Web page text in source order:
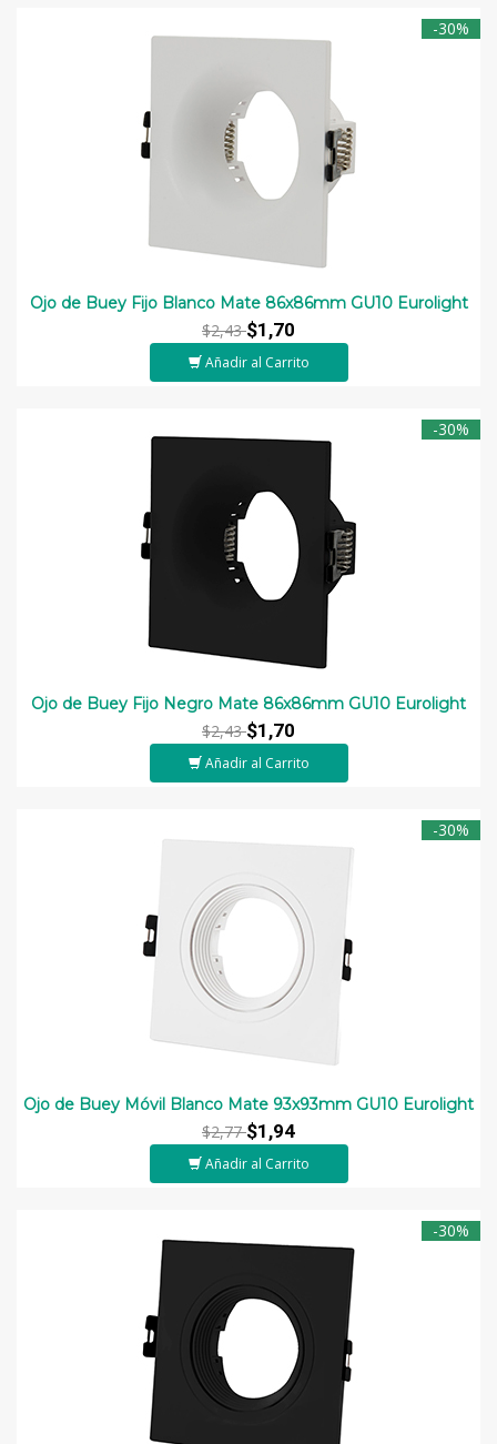
-30%
Ojo de Buey Fijo Blanco Mate 86x86mm GU10 Eurolight
$2,43$1,70
Añadir al Carrito
-30%
Ojo de Buey Fijo Negro Mate 86x86mm GU10 Eurolight
$2,43$1,70
Añadir al Carrito
-30%
Ojo de Buey Móvil Blanco Mate 93x93mm GU10 Eurolight
$2,77$1,94
Añadir al Carrito
-30%